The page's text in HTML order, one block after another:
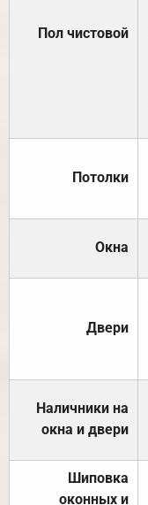
Пол чистовой
Потолки
Окна
Двери
Наличники на
окна и двери
Шиповка
оконных и